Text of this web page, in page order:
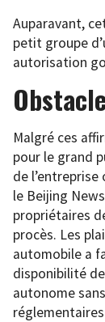
Auparavant,
petit groupe
autorisation
Malgré ces
pour le grand
de
le Beijing
propriétaires
procès. Les
automobile a
disponibilité
autonome